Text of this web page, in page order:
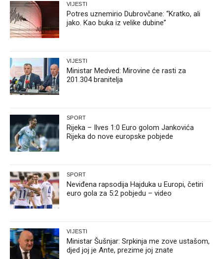
VIJESTI
Potres uznemirio Dubrovčane: “Kratko, ali
jako. Kao buka iz velike dubine”
VIJESTI
Ministar Medved: Mirovine će rasti za
201.304 branitelja
SPORT
Rijeka – Ilves 1:0 Euro golom Jankovića
Rijeka do nove europske pobjede
SPORT
Neviđena rapsodija Hajduka u Europi, četiri
euro gola za 5:2 pobjedu – video
VIJESTI
Ministar Šušnjar: Srpkinja me zove ustašom,
djed joj je Ante, prezime joj znate